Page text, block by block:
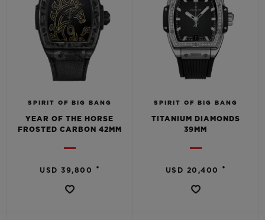
SPIRIT OF BIG BANG
YEAR OF THE HORSE
FROSTED CARBON 42MM
USD 39,800 •
SPIRIT OF BIG BANG
TITANIUM DIAMONDS
39MM
USD 20,400 •